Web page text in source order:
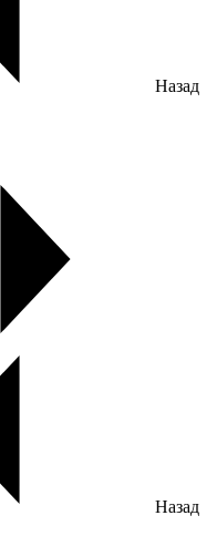
Назад
Назад